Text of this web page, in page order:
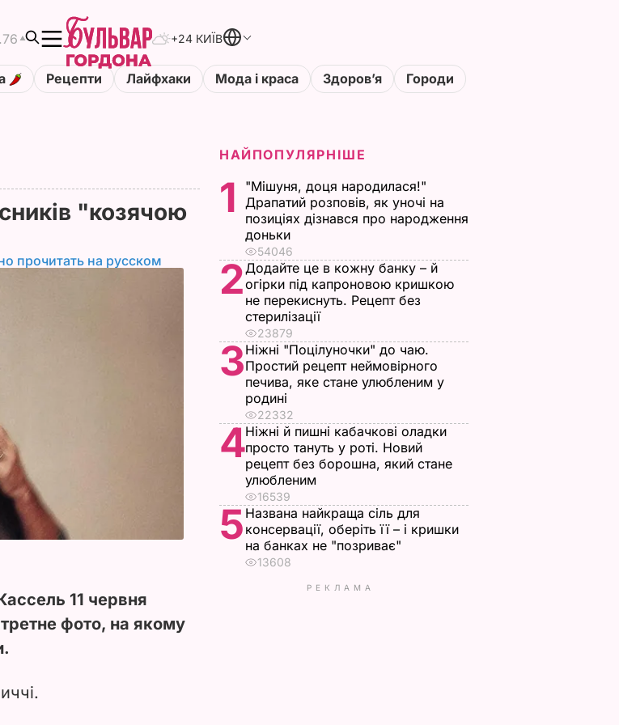
+24 КИЇВ
Рецепти Лайфхаки Мода і краса Здоровʼя Городи
"козячою
прочитать на русском
11 червня
фото, на якому
НАЙПОПУЛЯРНІШЕ
1
"Мішуня, доця народилася!"
Драпатий розповів, як уночі на
позиціях дізнався про народження
доньки
54046
2Додайте це в кожну банку – й
огірки під капроновою кришкою
не перекиснуть. Рецепт без
стерилізації
23879
3Ніжні "Поцілуночки" до чаю.
Простий рецепт неймовірного
печива, яке стане улюбленим у
родині
22332
4Ніжні й пишні кабачкові оладки
просто тануть у роті. Новий
рецепт без борошна, який стане
улюбленим
16539
5 Названа найкраща сіль для
консервації, оберіть її – і кришки
на банках не "позриває"
13608
РЕКЛАМА